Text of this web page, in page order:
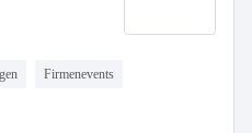
Firmenevents